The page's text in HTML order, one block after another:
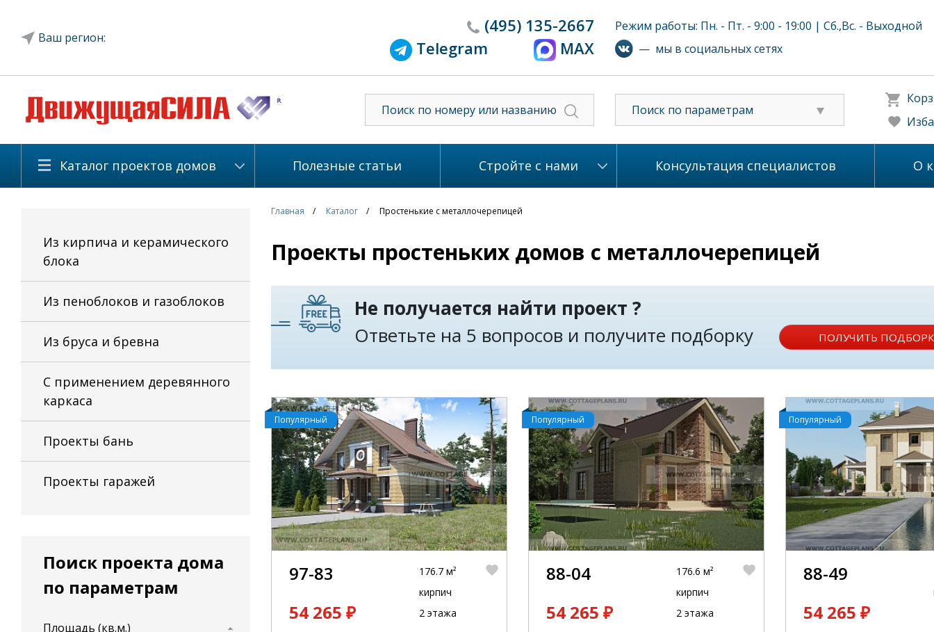
Ваш регион:
(495) 135-2667
Telegram
MAX
Режим работы: Пн. - Пт. - 9:00 - 19:00 | Сб.,Вс. - Выходной
— мы в социальных сетях
Поиск по параметрам
Каталог проектов домов Полезные статьи Стройте с нами Консультация специалистов О
Из кирпича и керамического
блока
Из пеноблоков и газоблоков
Из бруса и бревна
С применением деревянного
каркаса
Проекты бань
Проекты гаражей
Поиск проекта дома
по параметрам
Площадь (кв.м.)
Главная Каталог Простенькие с металлочерепицей
Проекты простеньких домов с металлочерепицей
Не получается найти проект ?
Ответьте на 5 вопросов и получите подборку
ПОЛУЧИТЬ
Популярный
97-83
54 265 ₽
176.7 м²
кирпич
2 этажа
Популярный
88-04
54 265 ₽
176.6 м²
кирпич
2 этажа
Популярный
88-49
54 265 ₽